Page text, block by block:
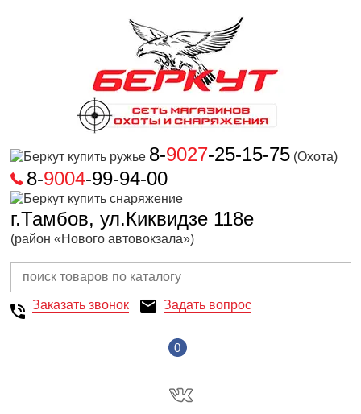
8-9027-25-15-75 (Охота)
8-9004-99-94-00
г.Тамбов, ул.Киквидзе 118е
(район «Нового автовокзала»)
Заказать звонок Задать вопрос
0